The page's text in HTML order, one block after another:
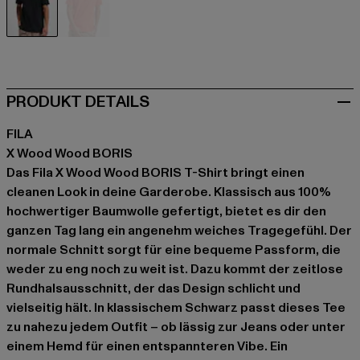
PRODUKT DETAILS
FILA
X Wood Wood BORIS
Das Fila X Wood Wood BORIS T-Shirt bringt einen
cleanen Look in deine Garderobe. Klassisch aus 100%
hochwertiger Baumwolle gefertigt, bietet es dir den
ganzen Tag lang ein angenehm weiches Tragegefühl. Der
normale Schnitt sorgt für eine bequeme Passform, die
weder zu eng noch zu weit ist. Dazu kommt der zeitlose
Rundhalsausschnitt, der das Design schlicht und
vielseitig hält. In klassischem Schwarz passt dieses Tee
zu nahezu jedem Outfit – ob lässig zur Jeans oder unter
einem Hemd für einen entspannteren Vibe. Ein